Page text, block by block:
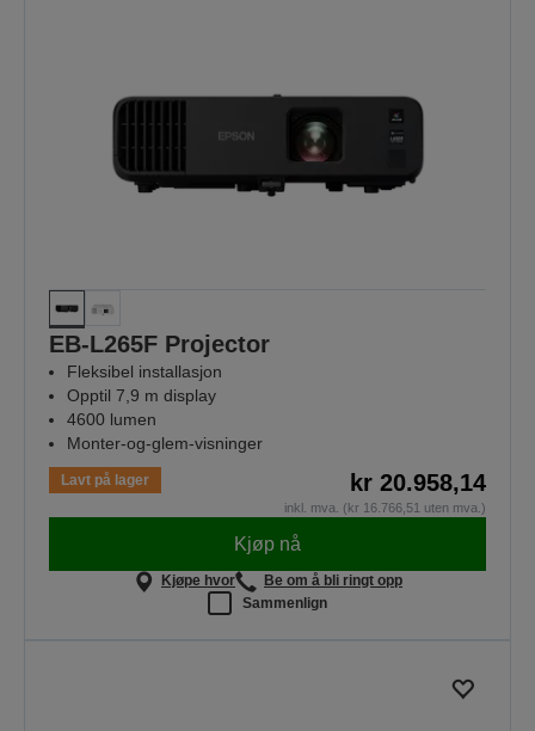
EB-L265F Projector
Fleksibel installasjon
Opptil 7,9 m display
4600 lumen
Monter-og-glem-visninger
Lavt på lager kr 20.958,14
inkl. mva. (kr 16.766,51 uten mva.)
Kjøp nå
Kjøpe hvor
Be om å bli ringt opp
Sammenlign